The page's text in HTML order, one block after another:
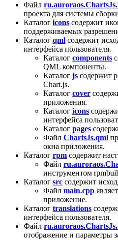
Файл
проекта для системы
Каталог icons содержит
поддерживаемых
Каталог qml содержит
интерфейса пользователя.
Каталог components
QML компоненты.
Каталог js содержит
Chart.js.
Каталог cover
приложения.
Каталог icons
интерфейса
Каталог pages
Файл ChartsJs.qml
окна приложения.
Каталог rpm содержит
Файл
инструментом
Каталог src содержит
Файл main.cpp
приложение.
Каталог translations
интерфейса пользователя.
Файл
отображение и параметры